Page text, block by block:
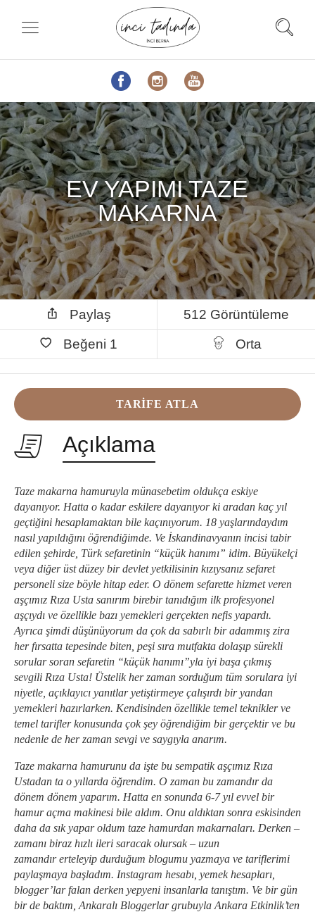
EV YAPIMI TAZE
MAKARNA
Paylaş
512 Görüntüleme
Beğeni 1 Orta
TARIFE ATLA
Açıklama
Taze makarna hamuruyla münasebetim oldukça eskiye
dayanıyor. Hatta o kadar eskilere dayanıyor ki aradan kaç yıl
geçtiğini hesaplamaktan bile kaçınıyorum. 18 yaşlarındaydım
nasıl yapıldığını öğrendiğimde. Ve İskandinavyanın incisi tabir
edilen şehirde, Türk sefaretinin “küçük hanımı” idim. Büyükelçi
veya diğer üst düzey bir devlet yetkilisinin kızıysanız sefaret
personeli size böyle hitap eder. O dönem sefarette hizmet veren
aşçımız Rıza Usta sanırım birebir tanıdığım ilk profesyonel
aşçıydı ve özellikle bazı yemekleri gerçekten nefis yapardı.
Ayrıca şimdi düşünüyorum da çok da sabırlı bir adammış zira
her fırsatta tepesinde biten, peşi sıra mutfakta dolaşıp sürekli
sorular soran sefaretin “küçük hanımı”yla iyi başa çıkmış
sevgili Rıza Usta! Üstelik her zaman sorduğum tüm sorulara iyi
niyetle, açıklayıcı yanıtlar yetiştirmeye çalışırdı bir yandan
yemekleri hazırlarken. Kendisinden özellikle temel teknikler ve
temel tarifler konusunda çok şey öğrendiğim bir gerçektir ve bu
nedenle de her zaman sevgi ve saygıyla anarım.
Taze makarna hamurunu da işte bu sempatik aşçımız Rıza
Ustadan ta o yıllarda öğrendim. O zaman bu zamandır da
dönem dönem yaparım. Hatta en sonunda 6-7 yıl evvel bir
hamur açma makinesi bile aldım. Onu aldıktan sonra eskisinden
daha da sık yapar oldum taze hamurdan makarnaları. Derken –
zamanı biraz hızlı ileri saracak olursak – uzun
zamandır erteleyip durduğum blogumu yazmaya ve tariflerimi
paylaşmaya başladım. Instagram hesabı, yemek hesapları,
blogger’lar falan derken yepyeni insanlarla tanıştım. Ve bir gün
bir de baktım, Ankaralı Bloggerlar grubuyla Ankara Etkinlik’ten